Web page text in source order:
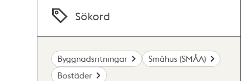
Sökord
Byggnadsritningar
Småhus (SMÅA)
Bostäder